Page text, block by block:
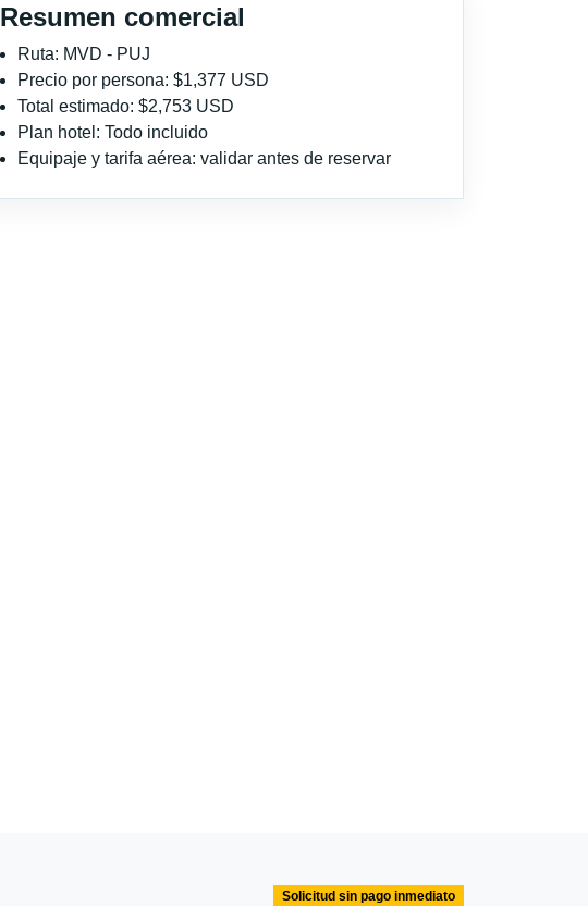
Resumen comercial
Ruta: MVD - PUJ
Precio por persona: $1,377 USD
Total estimado: $2,753 USD
Plan hotel: Todo incluido
Equipaje y tarifa aérea: validar antes de reservar
Solicitud sin pago inmediato